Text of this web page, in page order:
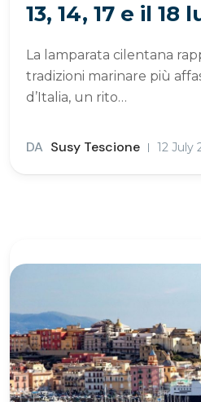
13, 14, 17 e il 18
La lamparata cilentana
tradizioni marinare più
d’Italia, un rito…
DA Susy Tescione 12 July